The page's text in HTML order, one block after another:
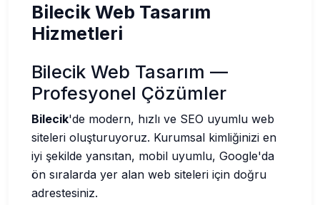
Bilecik Web Tasarım
Hizmetleri
Bilecik Web Tasarım —
Profesyonel Çözümler
Bilecik'de modern, hızlı ve SEO uyumlu web
siteleri oluşturuyoruz. Kurumsal kimliğinizi en
iyi şekilde yansıtan, mobil uyumlu, Google'da
ön sıralarda yer alan web siteleri için doğru
adrestesiniz.